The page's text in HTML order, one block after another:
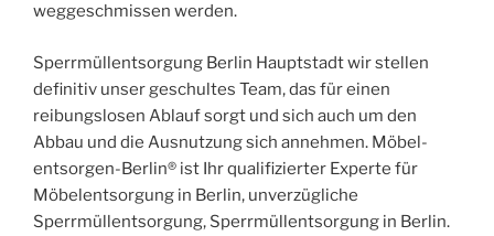
weggeschmissen werden.
Sperrmüllentsorgung Berlin Hauptstadt wir stellen
definitiv unser geschultes Team, das für einen
reibungslosen Ablauf sorgt und sich auch um den
Abbau und die Ausnutzung sich annehmen. Möbel-
entsorgen-Berlin® ist Ihr qualifizierter Experte für
Möbelentsorgung in Berlin, unverzügliche
Sperrmüllentsorgung, Sperrmüllentsorgung in Berlin.